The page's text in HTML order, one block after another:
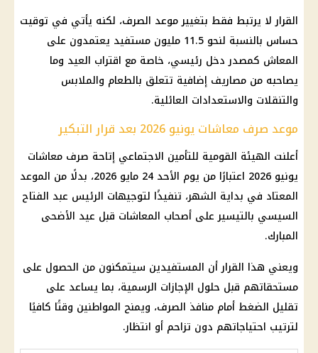
القرار لا يرتبط فقط بتغيير موعد الصرف، لكنه يأتي في توقيت
حساس بالنسبة لنحو 11.5 مليون مستفيد يعتمدون على
المعاش كمصدر دخل رئيسي، خاصة مع اقتراب العيد وما
يصاحبه من مصاريف إضافية تتعلق بالطعام والملابس
والتنقلات والاستعدادات العائلية.
موعد صرف معاشات يونيو 2026 بعد قرار التبكير
أعلنت الهيئة القومية للتأمين الاجتماعي إتاحة صرف معاشات
يونيو 2026 اعتبارًا من يوم الأحد 24 مايو 2026، بدلًا من الموعد
المعتاد في بداية الشهر، تنفيذًا لتوجيهات الرئيس عبد الفتاح
السيسي بالتيسير على أصحاب المعاشات قبل عيد الأضحى
المبارك.
ويعني هذا القرار أن المستفيدين سيتمكنون من الحصول على
مستحقاتهم قبل حلول الإجازات الرسمية، بما يساعد على
تقليل الضغط أمام منافذ الصرف، ويمنح المواطنين وقتًا كافيًا
لترتيب احتياجاتهم دون تزاحم أو انتظار.